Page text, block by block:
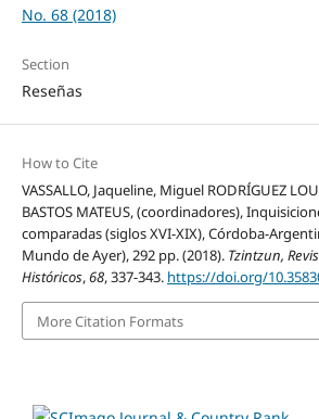
No. 68 (2018)
Section
Reseñas
How to Cite
VASSALLO, Jaqueline, Miguel RODRÍGUEZ
BASTOS MATEUS, (coordinadores),
comparadas (siglos XVI-XIX), Córdoba-
Mundo de Ayer), 292 pp. (2018). Tzintzun,
Históricos,68, 337-343. https://doi.org/
More Citation Formats